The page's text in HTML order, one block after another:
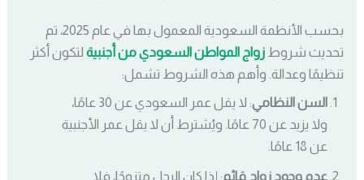
بحسب الأنظمة السعودية المعمول بها في عام 2025، تم
تحديث شروطزواج المواطن السعودي من أجنبية لتكون أكثر
تنظيمًا وعدالة. وأهم هذه الشروط تشمل:
السن النظامي
: لا يقل عمر السعودي عن 30 عامًا،
ولا يزيد عن 70 عامًا. ويُشترط أن لا يقل عمر الأجنبية
عن 18 عامًا.
عدم وجود زواج قائم: إذا كان الرجل متزوجًا، فلا